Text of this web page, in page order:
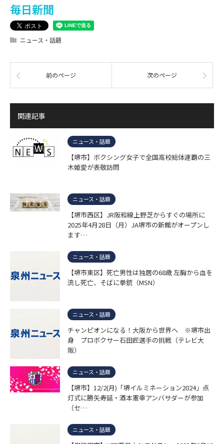
毎日新聞
ニュース・話題
前のページ 次のページ
関連記事
ニュース・話題
【堺市】ボクシング女子で全国高校総体連覇の三
木姫愛が表敬訪問
ニュース・話題
【堺市西区】JR阪和線上野芝からすぐの場所に
2025年4月28日（月）JA堺市の新館がオープンし
ます…
ニュース・話題
【堺市東区】死亡男性は独居の68歳 左胸から血を
流し死亡、そばに拳銃（MSN）
ニュース・話題
チャンピオンになる！大阪から世界へ ※堺市出
身 プロボクサー石田匠選手の挑戦（テレビ大
阪）
ニュース・話題
【堺市】12/2(月)「堺イルミネーション2024」点
灯式に勝矢寿延・酒本憲幸アンバサダーが参加
（セ…
ニュース・話題